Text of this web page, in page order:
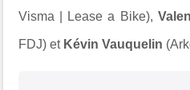
Visma | Lease a Bike),
FDJ) et Kévin Vauquelin